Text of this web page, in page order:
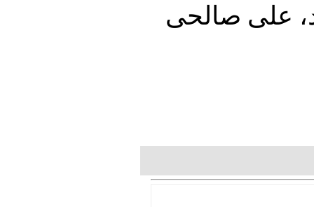
علی صالحی